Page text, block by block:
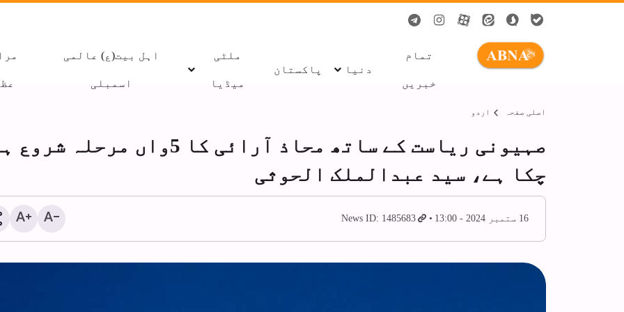
تمام
خبریں
دنیا پاکستان
ملٹی
میڈیا
اہل بیت(ع) عالمی
اسمبلی
اصلی صفحہ اردو
صہیونی ریاست کے ساتھ محاذ آرائی کا 5واں مرحلہ
چکا ہے، سید عبدالملک الحوثی
16 ستمبر 2024 - 13:00 News ID: 1485683